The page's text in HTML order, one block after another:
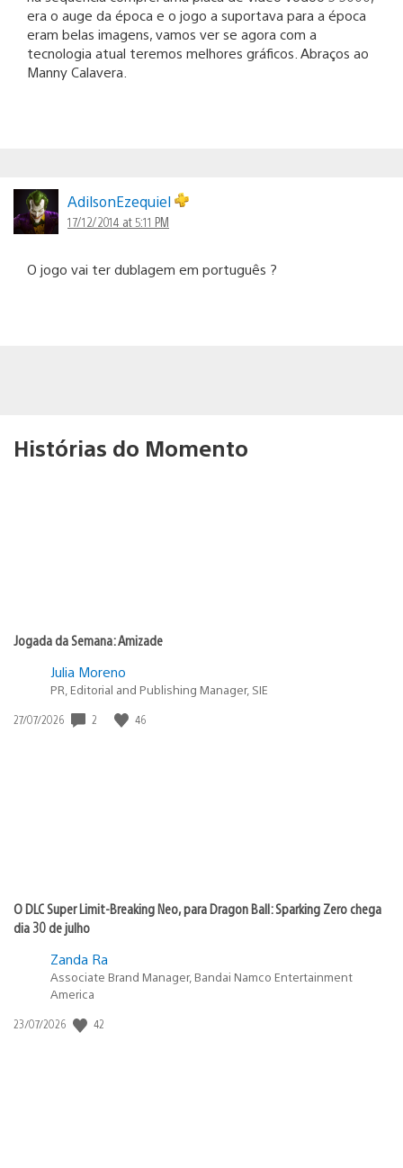
era o auge da época e o jogo a suportava para a época
eram belas imagens, vamos ver se agora com a
tecnologia atual teremos melhores gráficos. Abraços ao
Manny Calavera.
AdilsonEzequiel
17/12/2014 at 5:11 PM
O jogo vai ter dublagem em português ?
Histórias do Momento
Jogada da Semana: Amizade
Julia Moreno
PR, Editorial and Publishing Manager, SIE
Data
27/07/2026 2 46
O DLC Super Limit-Breaking Neo, para Dragon Ball: Sparking Zero chega
dia 30 de julho
Zanda Ra
Associate Brand Manager, Bandai Namco Entertainment
America
Data
23/07/2026 42